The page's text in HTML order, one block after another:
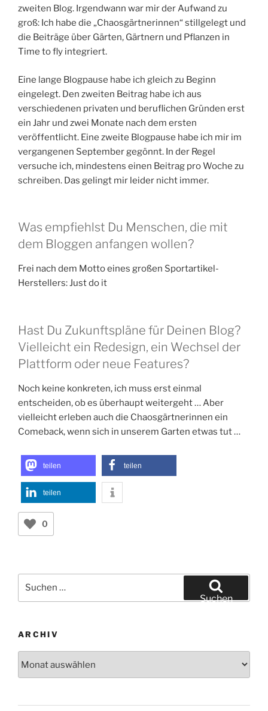
zweiten Blog. Irgendwann war mir der Aufwand zu
groß: Ich habe die „Chaosgärtnerinnen“ stillgelegt und
die Beiträge über Gärten, Gärtnern und Pflanzen in
Time to fly integriert.
Eine lange Blogpause habe ich gleich zu Beginn
eingelegt. Den zweiten Beitrag habe ich aus
verschiedenen privaten und beruflichen Gründen erst
ein Jahr und zwei Monate nach dem ersten
veröffentlicht. Eine zweite Blogpause habe ich mir im
vergangenen September gegönnt. In der Regel
versuche ich, mindestens einen Beitrag pro Woche zu
schreiben. Das gelingt mir leider nicht immer.
Was empfiehlst Du Menschen, die mit
dem Bloggen anfangen wollen?
Frei nach dem Motto eines großen Sportartikel-
Herstellers: Just do it
Hast Du Zukunftspläne für Deinen Blog?
Vielleicht ein Redesign, ein Wechsel der
Plattform oder neue Features?
Noch keine konkreten, ich muss erst einmal
entscheiden, ob es überhaupt weitergeht … Aber
vielleicht erleben auch die Chaosgärtnerinnen ein
Comeback, wenn sich in unserem Garten etwas tut …
teilen teilen
teilen
0
nach:
Suchen
ARCHIV